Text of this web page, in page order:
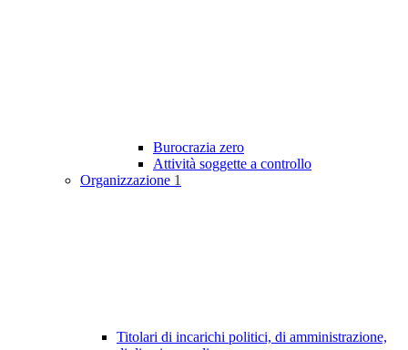
Burocrazia zero
Attività soggette a controllo
Organizzazione 1
Titolari di incarichi politici, di amministrazione,